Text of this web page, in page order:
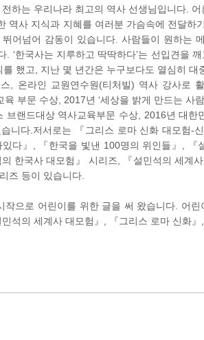
하는 우리나라 최고의 역사 선생님입니다.
역사 지식과 지혜를 여러분 가슴속에 전달하
어넘어 감동이 있습니다. 사람들이 원하는
‘한국사는 지루하고 딱딱하다’는 선입견을
했고, 지난 몇 년간은 누구보다도 열심히 대
, 온라인 교원연수원(티처빌) 역사 강사로
부문 수상, 2017년 ‘세상을 밝게 만드는 사
브랜드대상 역사교육부문 수상, 2016년 대
니다.저서로는 『그리스 로마 신화 대모험-
다』, 『한국을 빛낸 100명의 위인들』, 『
한국사 대모험』 시리즈, 『설민석의 세계
즈 등이 있습니다.
작으로 어린이를 위한 글을 써 왔습니다. 어
석의 세계사 대모험』, 『그리스 로마 신화